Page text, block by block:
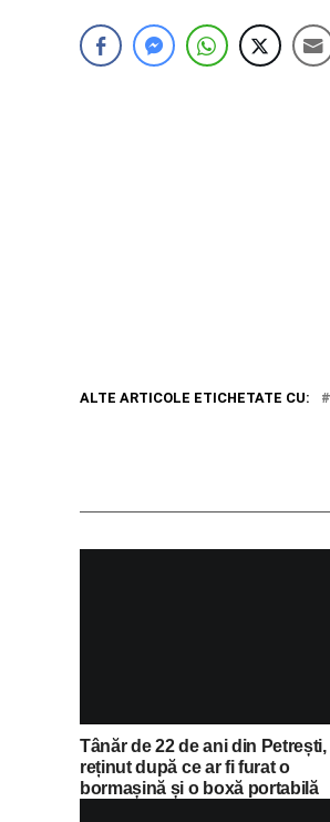
ALTE ARTICOLE ETICHETATE CU:
Tânăr de 22 de ani din Petrești,
reținut după ce ar fi furat o
bormașină și o boxă portabilă